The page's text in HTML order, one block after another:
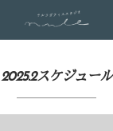
2025.2スケジュール